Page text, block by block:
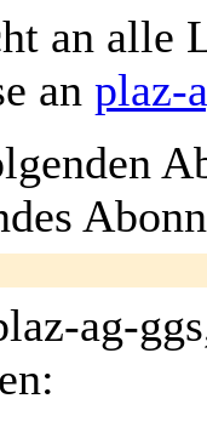
an alle
an plaz-
ag-